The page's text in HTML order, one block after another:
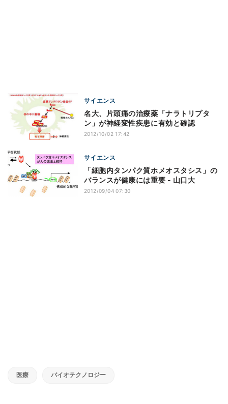
サイエンス
名大、片頭痛の治療薬「ナラトリプタ
ン」が神経変性疾患に有効と確認
2012/10/02 17:42
サイエンス
「細胞内タンパク質ホメオスタシス」の
バランスが健康には重要 - 山口大
2012/09/04 07:30
医療 バイオテクノロジー